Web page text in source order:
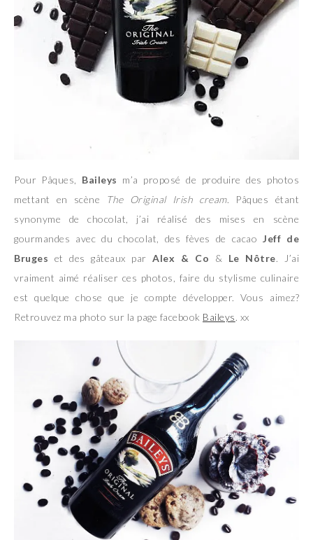
Pour Pâques, Baileys m’a proposé de produire des photos
mettant en scène The Original Irish cream. Pâques étant
synonyme de chocolat, j’ai réalisé des mises en scène
gourmandes avec du chocolat, des fèves de cacao Jeff de
Bruges et des gâteaux parAlex & Co & Le Nôtre. J’ai
vraiment aimé réaliser ces photos, faire du stylisme culinaire
est quelque chose que je compte développer. Vous aimez?
Retrouvez ma photo sur la page facebook Baileys. xx